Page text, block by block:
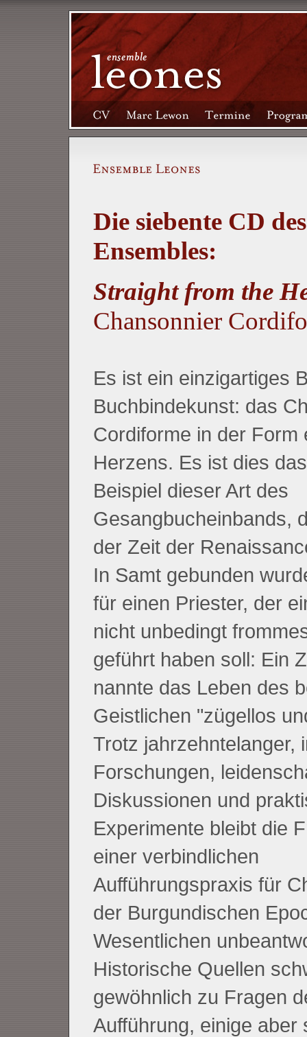
Die siebente CD des
Ensembles:
Straight from the
Chansonnier
Es ist ein einzigartiges
Buchbindekunst: das
Cordiforme in der Form
Herzens. Es ist dies
Beispiel dieser Art des
Gesangbucheinbands,
der Zeit der
In Samt gebunden
für einen Priester, der
nicht unbedingt
geführt haben soll: Ein
nannte das Leben des
Geistlichen "zügellos
Trotz jahrzehntelanger,
Forschungen,
Diskussionen und
Experimente bleibt die
einer verbindlichen
Aufführungspraxis für
der Burgundischen
Wesentlichen
Historische Quellen
gewöhnlich zu Fragen
Aufführung, einige aber